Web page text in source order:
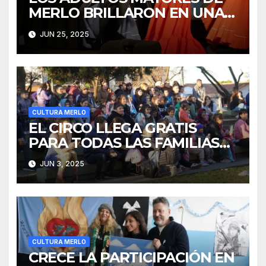
MERLO BRILLARON EN UNA
MUESTRA ARTÍSTICA
JUN 25, 2025
CULTURA MERLO
EL CIRCO LLEGA GRATIS
PARA TODAS LAS FAMILIAS
DE MERLO
JUN 3, 2025
CULTURA MERLO
CRECE LA PARTICIPACIÓN EN